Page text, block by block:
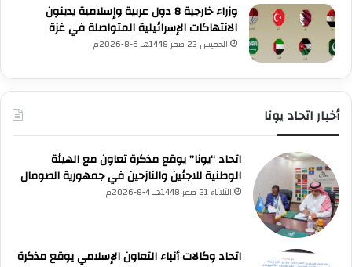
وزراء خارجية 8 دول عربية وإسلامية يدينون
الانتهاكات الإسرائيلية المتواصلة في غزة
الخميس 23 صفر 1448هـ 6-8-2026م
أخبار اتحاد يونا
اتحاد “يونا” يوقع مذكرة تعاون مع الهيئة
الوطنية للاجئين والنازحين في جمهورية الصومال
الثلاثاء 21 صفر 1448هـ 4-8-2026م
اتحاد وكالات أنباء التعاون الإسلامي يوقع مذكرة
UNA Chatbot
مرحباً بك! 👋
اختر نوع المساعدة:
اسألني
اطرح أي سؤال تريده
أسئلة من منصة (UNA)
ابحث عن أخبار يونا